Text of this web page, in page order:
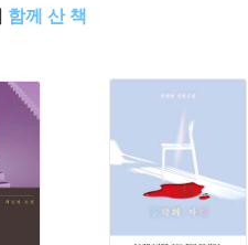
함께 산 책